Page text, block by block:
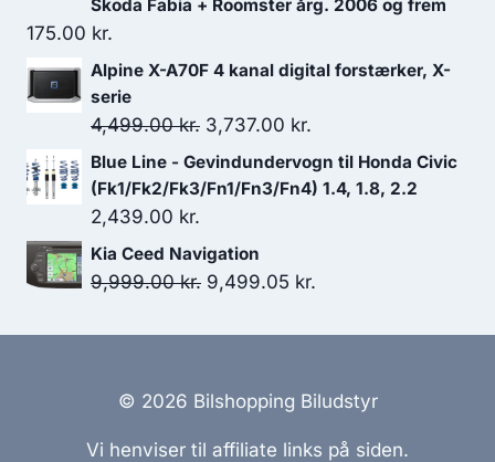
Skoda Fabia + Roomster årg. 2006 og frem
175.00 kr.
Alpine X-A70F 4 kanal digital forstærker, X-
serie
4,499.00kr. Den
oprindelige
pris
4,499.00 kr..
3,737.00 kr.
aktuelle
pris
Blue Line - Gevindundervogn til Honda Civic
(Fk1/Fk2/Fk3/Fn1/Fn3/Fn4) 1.4, 1.8, 2.2
2,439.00 kr.
Kia Ceed Navigation
9,999.00kr. Den
pris
9,999.00 kr..
9,499.05 kr.
pris
9,499.05 kr..
© 2026 Bilshopping Biludstyr
Vi henviser til affiliate links på siden.